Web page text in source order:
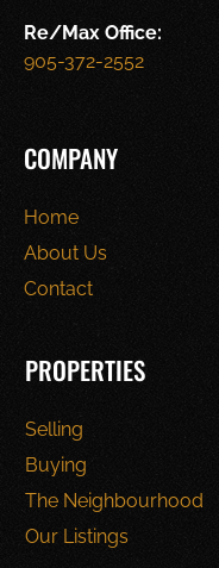
Re/Max Office:
905-372-2552
COMPANY
Home
About Us
Contact
PROPERTIES
Selling
Buying
The Neighbourhood
Our Listings